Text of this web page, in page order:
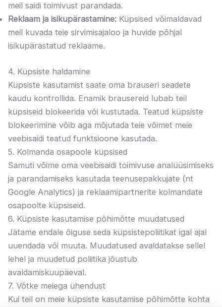
meil saidi toimivust parandada.
Reklaam ja isikupärastamine: Küpsised võimaldavad
meil kuvada teie sirvimisajaloo ja huvide põhjal
isikupärastatud reklaame.
4. Küpsiste haldamine
Küpsiste kasutamist saate oma brauseri seadete
kaudu kontrollida. Enamik brausereid lubab teil
küpsiseid blokeerida või kustutada. Teatud küpsiste
blokeerimine võib aga mõjutada teie võimet meie
veebisaidi teatud funktsioone kasutada.
5. Kolmanda osapoole küpsised
Samuti võime oma veebisaidi toimivuse analüüsimiseks
ja parandamiseks kasutada teenusepakkujate (nt
Google Analytics) ja reklaamipartnerite kolmandate
osapoolte küpsiseid.
6. Küpsiste kasutamise põhimõtte muudatused
Jätame endale õiguse seda küpsistepoliitikat igal ajal
uuendada või muuta. Muudatused avaldatakse sellel
lehel ja muudetud poliitika jõustub
avaldamiskuupäeval.
7. Võtke meiega ühendust
Kui teil on meie küpsiste kasutamise põhimõtte kohta